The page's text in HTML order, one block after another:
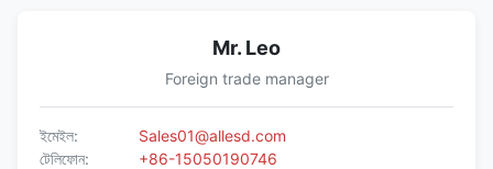
Mr. Leo
Foreign trade manager
ইমেইল:
Sales01@allesd.com
টেলিফোন:
+86-15050190746